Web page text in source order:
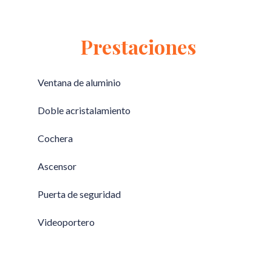
Prestaciones
Ventana de aluminio
Doble acristalamiento
Cochera
Ascensor
Puerta de seguridad
Videoportero